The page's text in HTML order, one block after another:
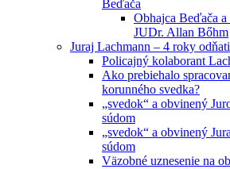
Beďača
Obhajca Beďača
JUDr. Allan Bőhm
Juraj Lachmann – 4 roky
Policajný kolaborant
Ako prebiehalo
korunného svedka?
„svedok“ a obvinený
súdom
„svedok“ a obvinený
súdom
Väzobné uznesenie na